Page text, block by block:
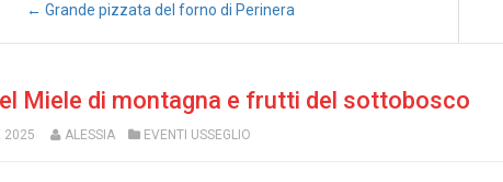
← Grande pizzata del forno di Perinera
Miele di montagna e frutti del sottobosco
2025 ALESSIA EVENTI USSEGLIO